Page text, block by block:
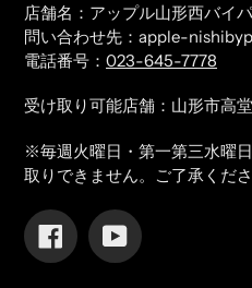
店舗名：アップル山形西バイ
問い合わせ先：apple-
電話番号： 023-645-7778
受け取り可能店舗：山形市高堂
※毎週火曜日・第一第三水曜
取りできません。ご了承くだ
FacebookYouTube